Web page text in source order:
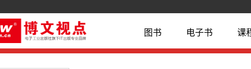
图书 电子书 课